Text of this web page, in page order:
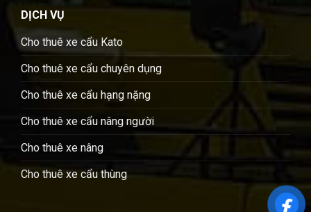
DỊCH VỤ
Cho thuê xe cẩu Kato
Cho thuê xe cẩu chuyên dụng
Cho thuê xe cẩu hạng nặng
Cho thuê xe cẩu nâng người
Cho thuê xe nâng
Cho thuê xe cẩu thùng